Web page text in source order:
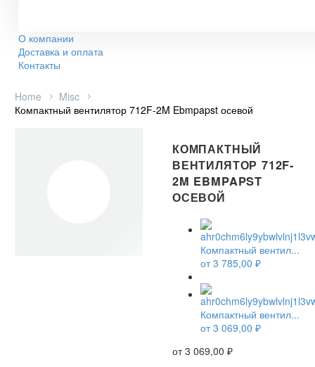
О компании
Доставка и оплата
Контакты
Home
Misc
Компактный вентилятор 712F-2M Ebmpapst осевой
КОМПАКТНЫЙ
ВЕНТИЛЯТОР 712F-
2M EBMPAPST
ОСЕВОЙ
Компактный вентил...
от3 785,00 ₽
Компактный вентил...
от3 069,00 ₽
от3 069,00 ₽